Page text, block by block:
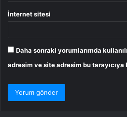
İnternet sitesi
Daha sonraki yorumlarımda
adresim ve site adresim bu